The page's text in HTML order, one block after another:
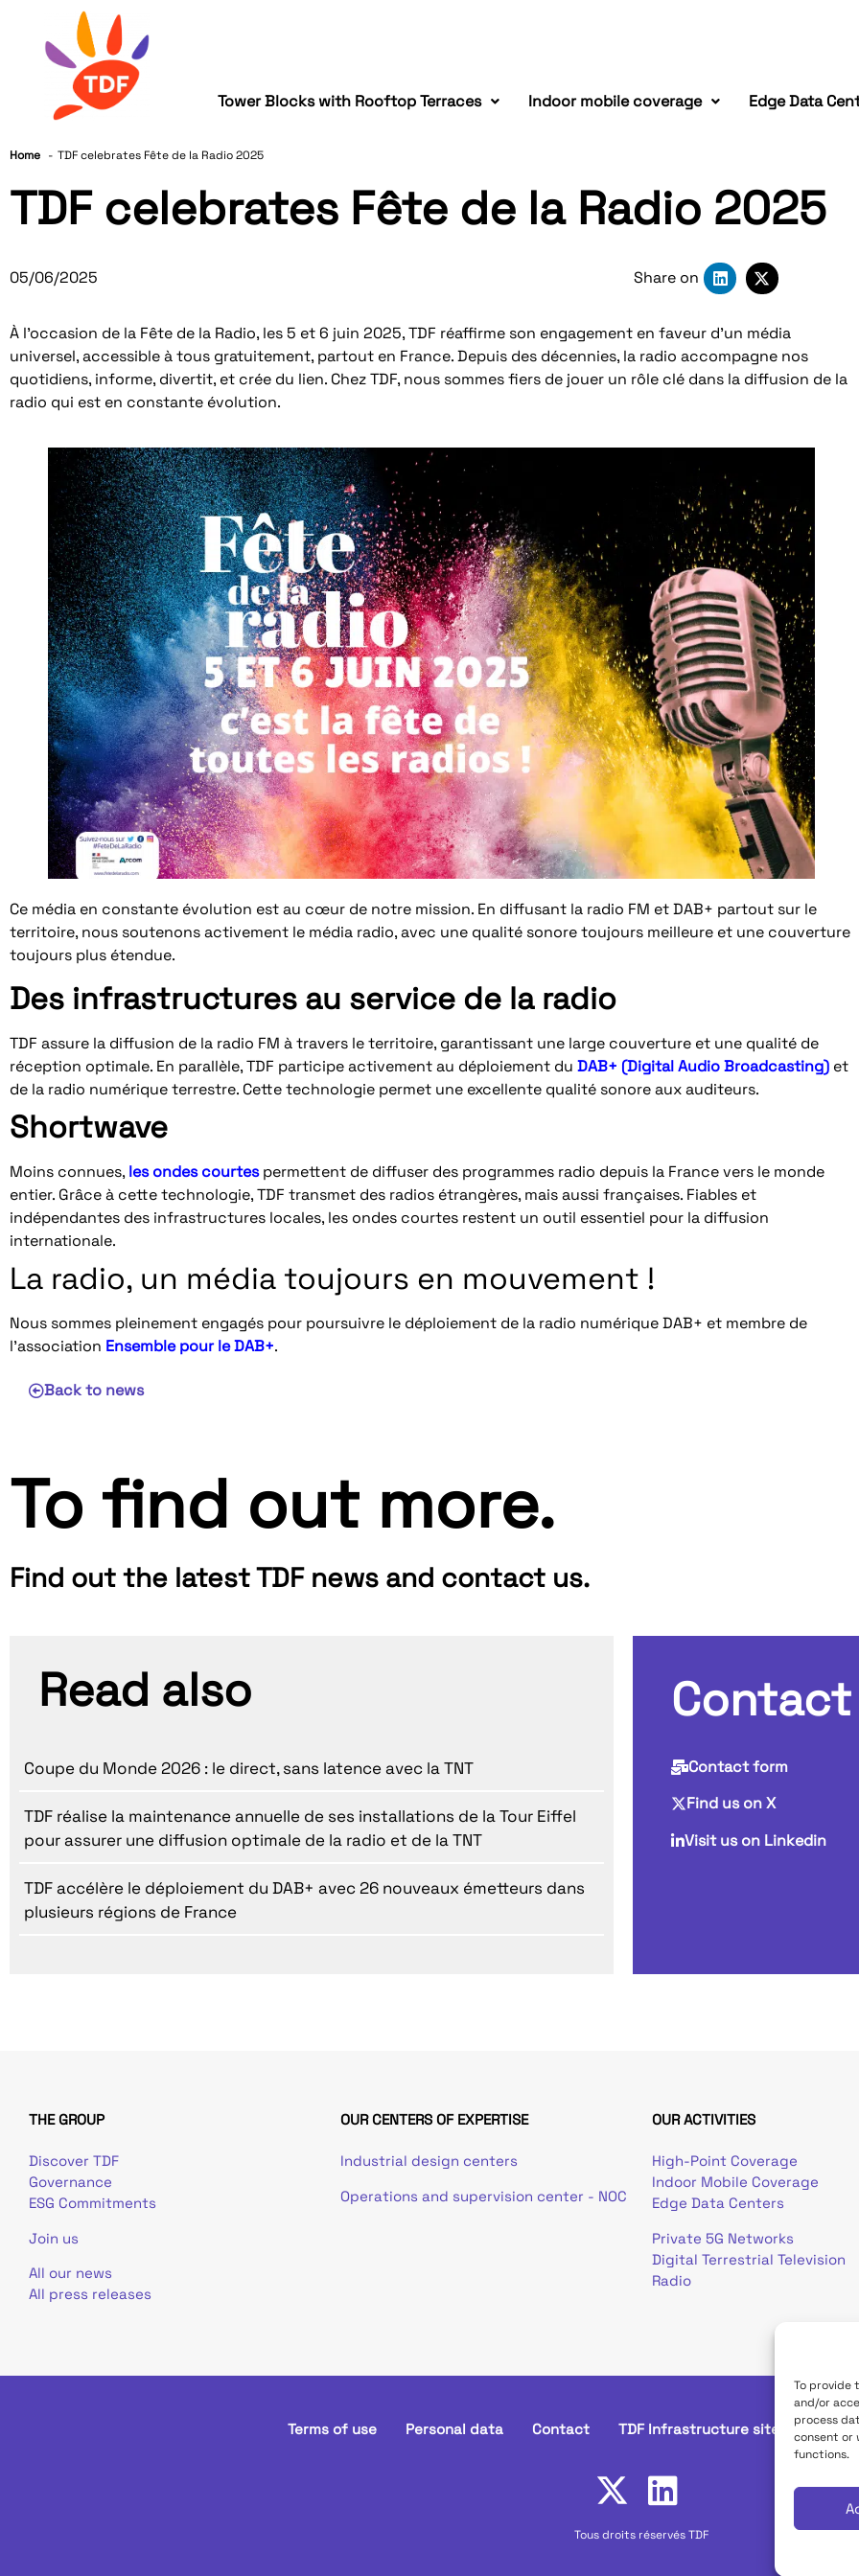
To provide
and/or
process
consent or
functions.
Tower Blocks with Rooftop Terraces Indoor mobile coverage Edge Data
Home TDF celebrates Fête de la Radio 2025
TDF celebrates Fête de la Radio 2025
05/06/2025 Share on
À l’occasion de la Fête de la Radio, les 5 et 6 juin 2025, TDF réaffirme son engagement en faveur d’un média
universel, accessible à tous gratuitement, partout en France. Depuis des décennies, la radio accompagne nos
quotidiens, informe, divertit, et crée du lien. Chez TDF, nous sommes fiers de jouer un rôle clé dans la diffusion de la
radio qui est en constante évolution.
Ce média en constante évolution est au cœur de notre mission. En diffusant la radio FM et DAB+ partout sur le
territoire, nous soutenons activement le média radio, avec une qualité sonore toujours meilleure et une couverture
toujours plus étendue.
Des infrastructures au service de la radio
TDF assure la diffusion de la radio FM à travers le territoire, garantissant une large couverture et une qualité de
réception optimale. En parallèle, TDF participe activement au déploiement du DAB+ (Digital Audio Broadcasting) et
de la radio numérique terrestre. Cette technologie permet une excellente qualité sonore aux auditeurs.
Shortwave
Moins connues, les ondes courtespermettent de diffuser des programmes radio depuis la France vers le monde
entier. Grâce à cette technologie, TDF transmet des radios étrangères, mais aussi françaises. Fiables et
indépendantes des infrastructures locales, les ondes courtes restent un outil essentiel pour la diffusion
internationale.
La radio, un média toujours en mouvement !
Nous sommes pleinement engagés pour poursuivre le déploiement de la radio numérique DAB+ et membre de
l’association Ensemble pour le DAB+.
Back to news
To find out more.
Find out the latest TDF news and contact us.
Read also
Coupe du Monde 2026 : le direct, sans latence avec la TNT
TDF réalise la maintenance annuelle de ses installations de la Tour Eiffel
pour assurer une diffusion optimale de la radio et de la TNT
TDF accélère le déploiement du DAB+ avec 26 nouveaux émetteurs dans
plusieurs régions de France
Contact form
Find us on X
Visit us on Linkedin
THE GROUP
Discover TDF
Governance
ESG Commitments
Join us
All our news
All press releases
OUR CENTERS OF EXPERTISE
Industrial design centers
Operations and supervision center - NOC
OUR ACTIVITIES
High-Point Coverage
Indoor Mobile Coverage
Edge Data Centers
Private 5G Networks
Digital Terrestrial Television
Radio
Terms of use Personal data Contact TDF Infrastructure site
Tous droits réservés TDF